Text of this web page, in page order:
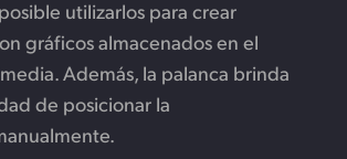
utilizarlos para crear
gráficos almacenados en el
Además, la palanca brinda
de posicionar la